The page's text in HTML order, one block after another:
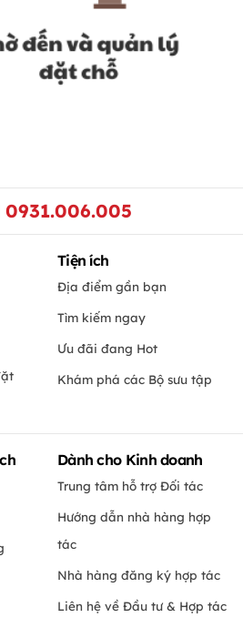
0931.006.005
Tiện ích
Địa điểm gần bạn
Tìm kiếm ngay
Ưu đãi đang Hot
Khám phá các Bộ sưu tập
Dành cho Kinh doanh
Trung tâm hỗ trợ Đối tác
Hướng dẫn nhà hàng hợp
tác
Nhà hàng đăng ký hợp tác
Liên hệ về Đầu tư & Hợp tác